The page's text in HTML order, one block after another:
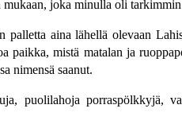
joka minulla oli tarkimmin
aina lähellä olevaan
mistä matalan ja
nimensä saanut.
puolilahoja porraspölkkyjä,